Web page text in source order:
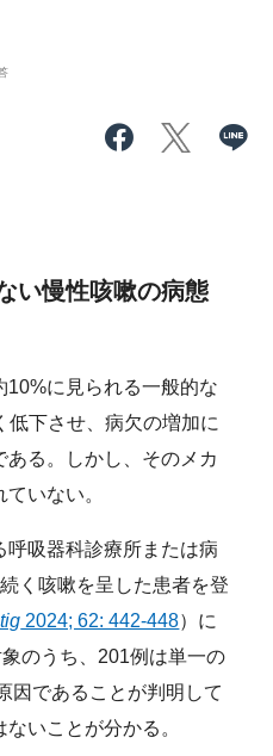
い慢性咳嗽の病態
に見られる一般的な
低下させ、病欠の増加に
る。しかし、そのメカ
いない。
吸器科診療所または病
く咳嗽を呈した患者を登
2024; 62: 442-448）に
のうち、201例は単一の
因であることが判明して
いことが分かる。